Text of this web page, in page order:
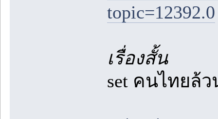
topic=12392.0
เรื่องสั้น
set คนไทยล้ว